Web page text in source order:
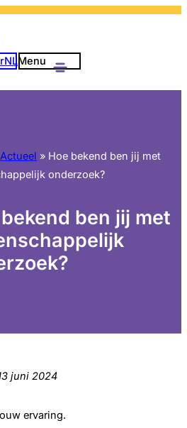
Menu
Actueel » Hoe bekend ben jij met
onderzoek?
ben jij met
juni 2024
ervaring.